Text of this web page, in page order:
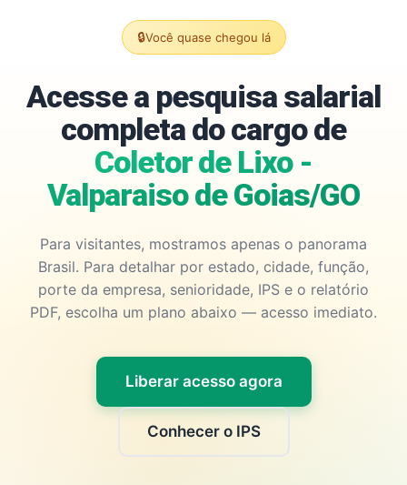
🔒Você quase chegou lá
Acesse a pesquisa salarial
completa do cargo de
Coletor de Lixo -
Valparaiso de Goias/GO
Para visitantes, mostramos apenas o panorama
Brasil. Para detalhar por estado, cidade, função,
porte da empresa, senioridade, IPS e o relatório
PDF, escolha um plano abaixo — acesso imediato.
Liberar acesso agora
Conhecer o IPS